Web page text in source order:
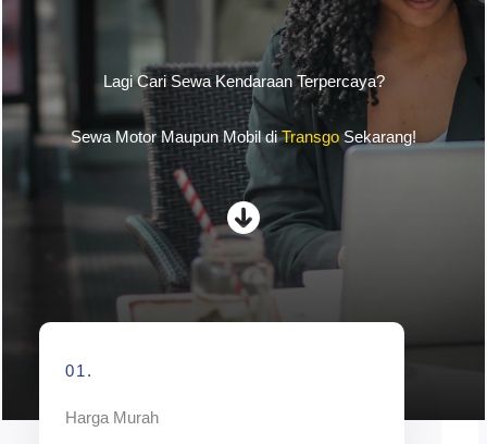
Lagi Cari Sewa Kendaraan Terpercaya?
Sewa Motor Maupun Mobil diTransgo Sekarang!
01.
Harga Murah